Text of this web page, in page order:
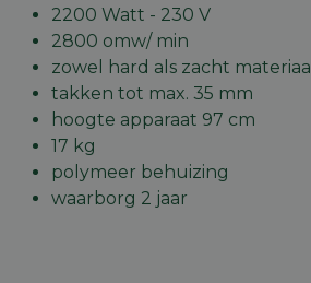
2200 Watt - 230 V
2800 omw/ min
zowel hard als zacht materiaal
takken tot max. 35 mm
hoogte apparaat 97 cm
17 kg
polymeer behuizing
waarborg 2 jaar